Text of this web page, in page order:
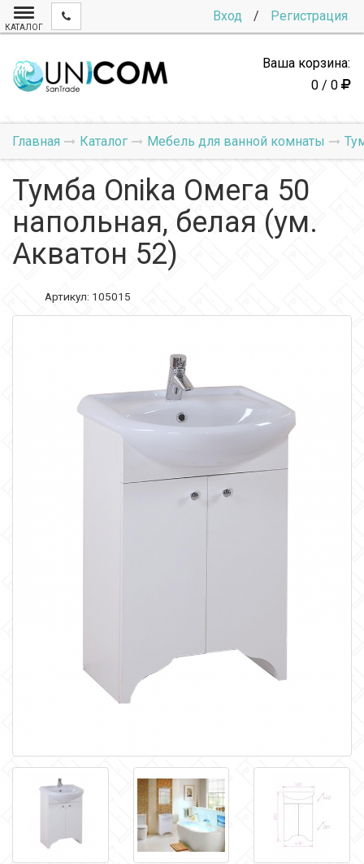
Вход / Регистрация
КАТАЛОГ
Ваша корзина:
0 / 0
Главная Каталог Мебель для ванной комнаты
Тумба Onika Омега 50
напольная, белая (ум.
Акватон 52)
Артикул: 105015